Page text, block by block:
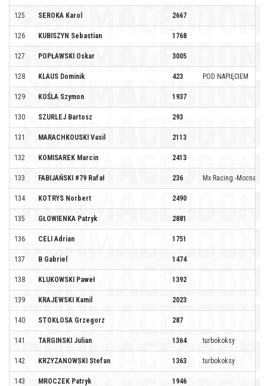
125 SEROKA Karol 2667
126 KUBISZYN Sebastian 1768
127 POPŁAWSKI Oskar 3005
128 KLAUS Dominik 423 POD NAPIĘCIEM
129 KOŚLA Szymon 1937
130 SZURLEJ Bartosz 293
131 MARACHKOUSKI Vasil 2113
132 KOMISAREK Marcin 2413
133 FABIJAŃSKI #79 Rafał 236 Mx Racing -Mocna
134 KOTRYS Norbert 2490
135 GŁOWIENKA Patryk 2881
136 CELI Adrian 1751
137 B Gabriel 1474
138 KLUKOWSKI Paweł 1392
139 KRAJEWSKI Kamil 2023
140 STOKŁOSA Grzegorz 287
141 TARGINSKI Julian 1364 turbokoksy
142 KRZYZANOWSKI Stefan 1363 turbokoksy
143 MROCZEK Patryk 1946